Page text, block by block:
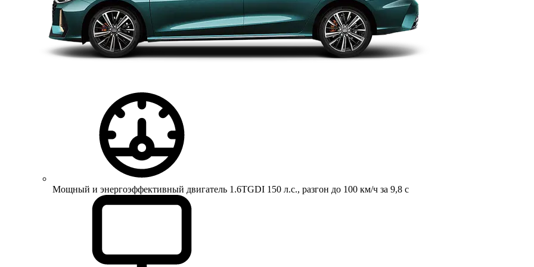
Мощный и энергоэффективный двигатель 1.6TGDI 150 л.с., разгон до 100 км/ч за 9,8 с